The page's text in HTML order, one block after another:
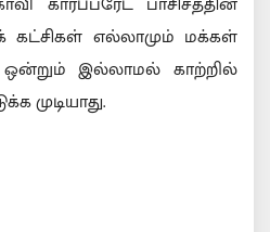
கட்சிகள் எல்லாமும் மக்கள்
இல்லாமல் காற்றில்
முடியாது.